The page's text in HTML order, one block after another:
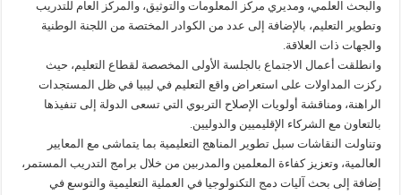
والبحث العلمي، ومديري مركز المعلومات والتوثيق، والمركز العام للتدريب
وتطوير التعليم، بالإضافة إلى عدد من الكوادر المختصة من اللجنة الوطنية
والجهات ذات العلاقة.
وانطلقت أعمال الاجتماع بالجلسة الأولى المخصصة لقطاع التعليم، حيث
ركزت المداولات على استعراض واقع التعليم في ليبيا في ظل المستجدات
الراهنة، ومناقشة أولويات الإصلاح التربوي التي تسعى الدولة إلى تنفيذها
بالتعاون مع الشركاء الإقليميين والدوليين.
وتناولت النقاشات سبل تطوير المناهج التعليمية بما يتماشى مع المعايير
العالمية، وتعزيز كفاءة المعلمين والمدربين من خلال برامج التدريب المستمر،
إضافة إلى بحث آليات دمج التكنولوجيا في العملية التعليمية والتوسع في